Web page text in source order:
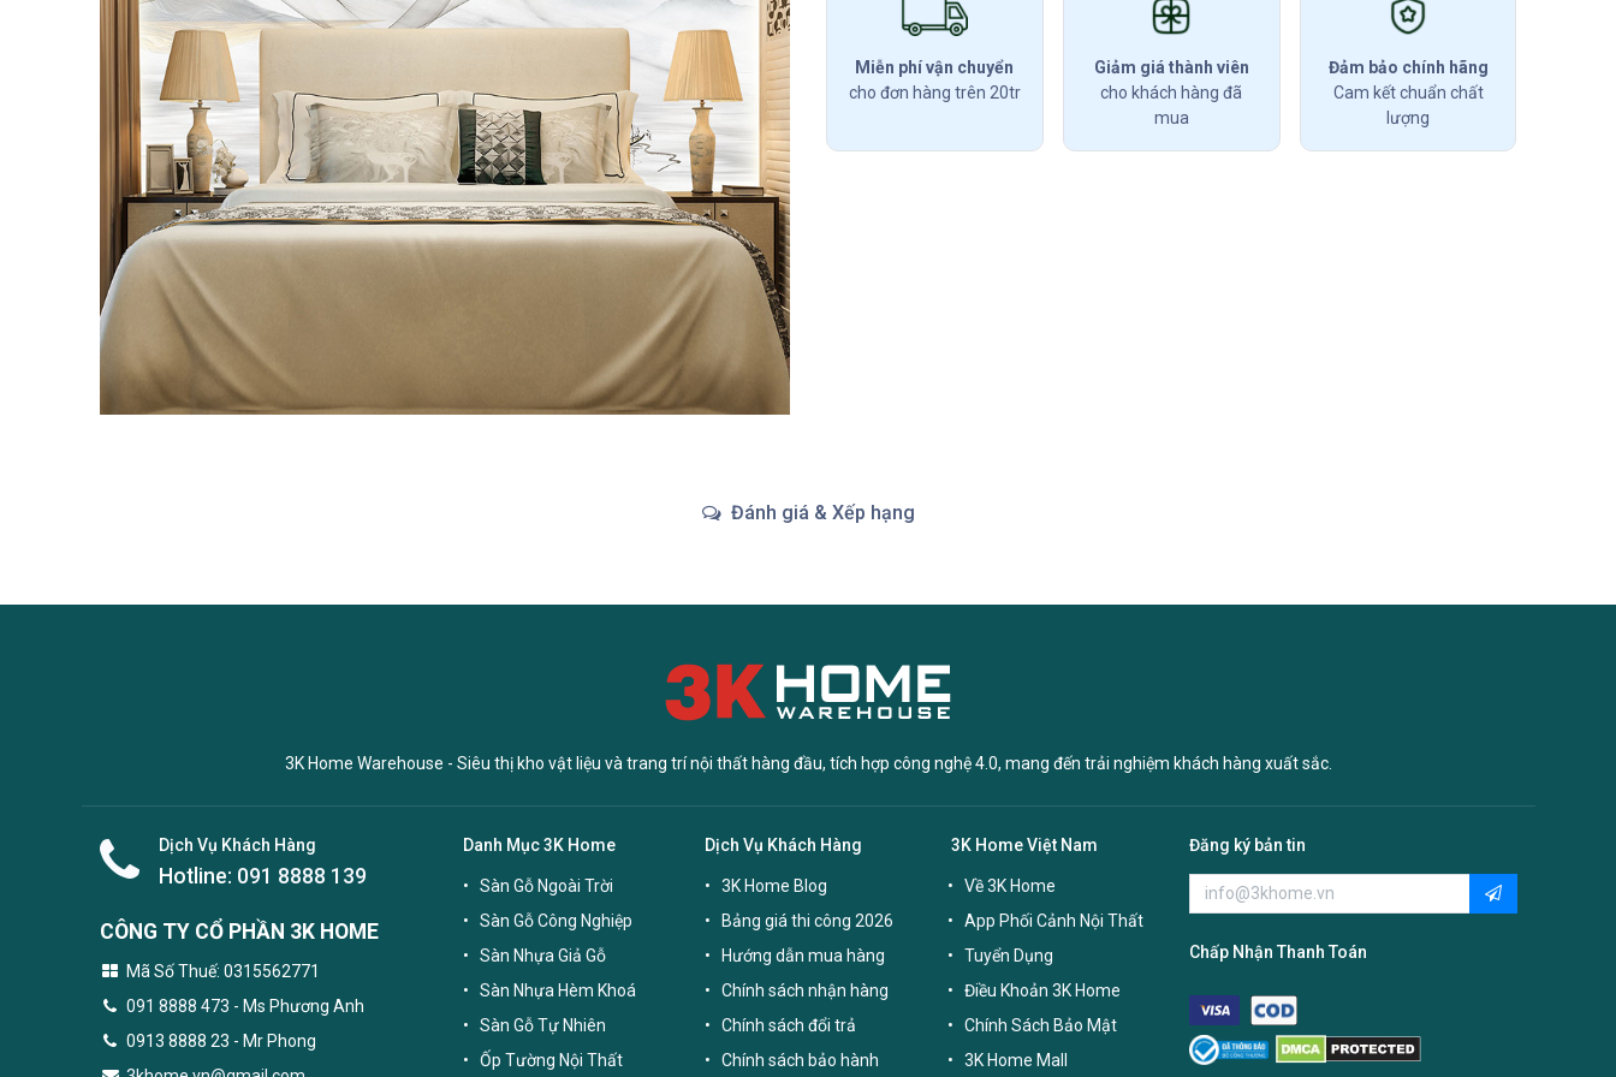
Miễn phí vận chuyển
cho đơn hàng trên 20tr
Giảm giá thành viên
cho khách hàng đã
mua
Đảm bảo chính hãng
Cam kết chuẩn chất
lượng
Đánh giá & Xếp hạng
3K Home Warehouse - Siêu thị kho vật liệu và trang trí nội thất hàng đầu, tích hợp công nghệ 4.0, mang đến trải nghiệm khách hàng xuất sắc.
Dịch Vụ Khách Hàng
Hotline: 091 8888 139
CÔNG TY CỔ PHẦN 3K HOME
Mã Số Thuế: 0315562771
091 8888 473 - Ms Phương Anh
0913 8888 23 - Mr Phong
Danh Mục 3K Home
Sàn Gỗ Ngoài Trời
Sàn Gỗ Công Nghiệp
Sàn Nhựa Giả Gỗ
Sàn Nhựa Hèm Khoá
Sàn Gỗ Tự Nhiên
Ốp Tường Nội Thất
Dịch Vụ Khách Hàng
3K Home Blog
Bảng giá thi công 2026
Hướng dẫn mua hàng
Chính sách nhận hàng
Chính sách đổi trả
Chính sách bảo hành
3K Home Việt Nam
Về 3K Home
App Phối Cảnh Nội Thất
Tuyển Dụng
Điều Khoản 3K Home
Chính Sách Bảo Mật
3K Home Mall
Đăng ký bản tin
Chấp Nhận Thanh Toán